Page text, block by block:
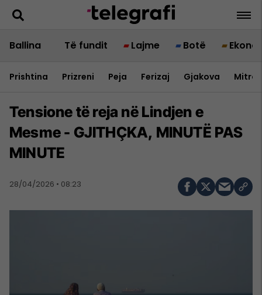
Ballina Të fundit Lajme Botë
Prishtina Prizreni Peja Ferizaj Gjakova
Tensione të reja në Lindjen e
Mesme - GJITHÇKA, MINUTË PAS
MINUTE
28/04/2026 • 08:23